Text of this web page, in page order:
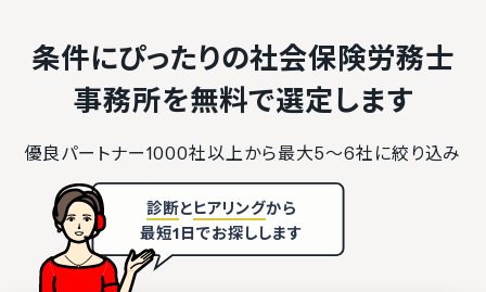
条件にぴったりの社会保険労務士
事務所を無料で選定します
優良パートナー1000社以上から最大5〜6社に絞り込み
診断とヒアリングから
最短1日でお探しします